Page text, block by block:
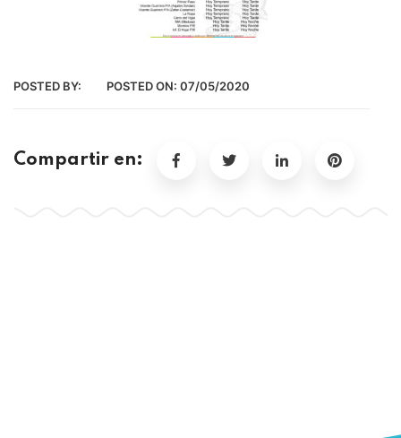
POSTED BY: POSTED ON: 07/05/2020
Compartir en: